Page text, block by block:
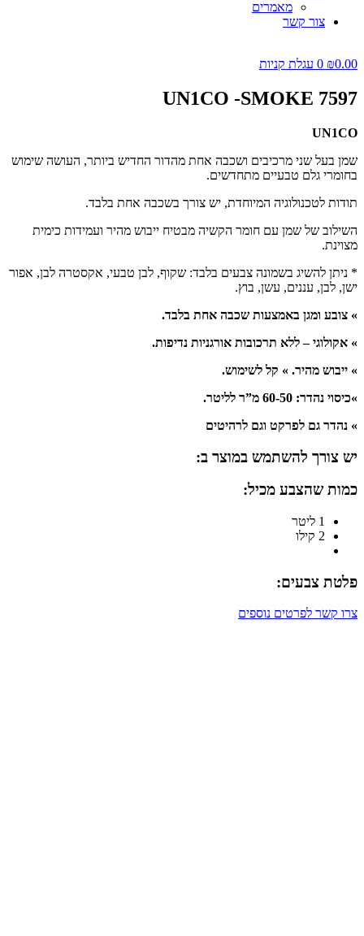
מאמרים
צור קשר
₪0.00
0 עגלת קניות
UN1CO -SMOKE 7597
UN1CO
שמן בעל שני מרכיבים ושכבה אחת מהדור החדיש ביותר, העושה שימוש
בחומרי גלם טבעיים מתחדשים.
תודות לטכנולוגיה המיוחדת, יש צורך בשכבה אחת בלבד.
השילוב של שמן עם חומר הקשיה מבטיח ייבוש מהיר ועמידות כימית
מצוינת.
* ניתן להשיג בשמונה צבעים בלבד: שקוף, לבן טבעי, אקסטרה לבן, אפור
ישן, לבן, עננים, עשן, בוץ.
» צובע ומגן באמצעות שכבה אחת בלבד.
» אקולוגי – ללא תרכובות אורגניות נדיפות.
» ייבוש מהיר. » קל לשימוש.
»כיסוי נהדר: 60-50 מ”ר לליטר.
» נהדר גם לפרקט וגם לרהיטים
יש צורך להשתמש במוצר ב:
כמות שהצבע מכיל:
1 ליטר
2 קילו
פלטת צבעים:
צרו קשר לפרטים נוספים